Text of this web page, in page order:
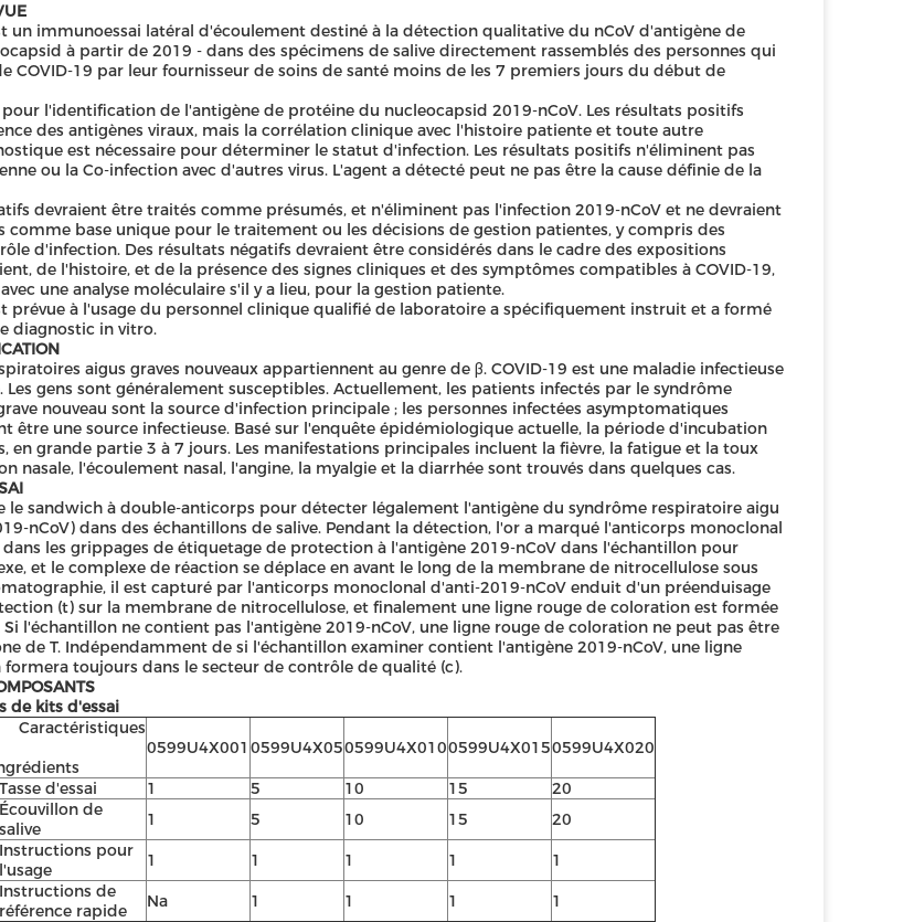
un immunoessai latéral d'écoulement destiné à la détection qualitative du nCoV d'antigène de
à partir de 2019 - dans des spécimens de salive directement rassemblés des personnes qui
COVID-19 par leur fournisseur de soins de santé moins de les 7 premiers jours du début de
pour l'identification de l'antigène de protéine du nucleocapsid 2019-nCoV. Les résultats positifs
des antigènes viraux, mais la corrélation clinique avec l'histoire patiente et toute autre
est nécessaire pour déterminer le statut d'infection. Les résultats positifs n'éliminent pas
ou la Co-infection avec d'autres virus. L'agent a détecté peut ne pas être la cause définie de la
devraient être traités comme présumés, et n'éliminent pas l'infection 2019-nCoV et ne devraient
comme base unique pour le traitement ou les décisions de gestion patientes, y compris des
d'infection. Des résultats négatifs devraient être considérés dans le cadre des expositions
de l'histoire, et de la présence des signes cliniques et des symptômes compatibles à COVID-19,
une analyse moléculaire s'il y a lieu, pour la gestion patiente.
prévue à l'usage du personnel clinique qualifié de laboratoire a spécifiquement instruit et a formé
diagnostic in vitro.
aigus graves nouveaux appartiennent au genre de β. COVID-19 est une maladie infectieuse
Les gens sont généralement susceptibles. Actuellement, les patients infectés par le syndrôme
nouveau sont la source d'infection principale ; les personnes infectées asymptomatiques
être une source infectieuse. Basé sur l'enquête épidémiologique actuelle, la période d'incubation
en grande partie 3 à 7 jours. Les manifestations principales incluent la fièvre, la fatigue et la toux
nasale, l'écoulement nasal, l'angine, la myalgie et la diarrhée sont trouvés dans quelques cas.
le sandwich à double-anticorps pour détecter légalement l'antigène du syndrôme respiratoire aigu
nCoV) dans des échantillons de salive. Pendant la détection, l'or a marqué l'anticorps monoclonal
les grippages de étiquetage de protection à l'antigène 2019-nCoV dans l'échantillon pour
et le complexe de réaction se déplace en avant le long de la membrane de nitrocellulose sous
il est capturé par l'anticorps monoclonal d'anti-2019-nCoV enduit d'un préenduisage
(t) sur la membrane de nitrocellulose, et finalement une ligne rouge de coloration est formée
Si l'échantillon ne contient pas l'antigène 2019-nCoV, une ligne rouge de coloration ne peut pas être
de T. Indépendamment de si l'échantillon examiner contient l'antigène 2019-nCoV, une ligne
toujours dans le secteur de contrôle de qualité (c).
de kits d'essai
Caractéristiques
0599U4X001 0599U4X050599U4X0100599U4X0150599U4X020
Tasse d'essai 1 5 10 15
20
Écouvillon de
salive
1 5 10 15
20
Instructions pour
l'usage
1 1 1 1
1
Instructions de
référence rapide
Na 1 1 1 1